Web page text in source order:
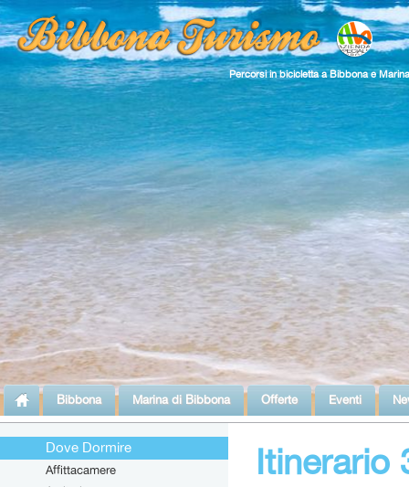
Percorsi in bicicletta a Bibbona e
Bibbona Marina di Bibbona Offerte Eventi
Dove Dormire
Affittacamere
Itinerario